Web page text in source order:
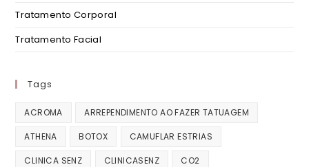
Tratamento Corporal
Tratamento Facial
Tags
ACROMA ARREPENDIMENTO AO FAZER TATUAGEM
ATHENA BOTOX CAMUFLAR ESTRIAS
CLINICA SENZ CLINICASENZ CO2